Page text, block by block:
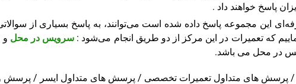
پاسخ خواهند داد .
این مجموعه پاسخ داده شده است می‌توانند، به پاسخ بسیاری از
که تعمیرات در این مرکز از دو طریق انجام می‌شود : سرویس در محل
در محل می باشد.
/ پرسش های متداول تعمیرات تخصصی / پرسش های متداول ایسر / پرسش